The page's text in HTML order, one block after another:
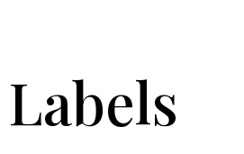
Labels